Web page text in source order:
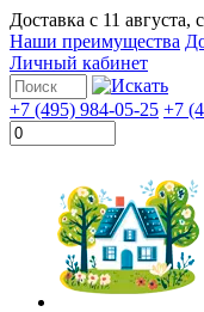
Доставка с 11 августа,
Наши преимущества
Личный кабинет
+7 (495) 984-05-25 +7